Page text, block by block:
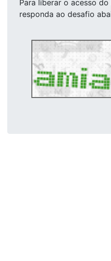
Para liberar o acesso do
responda ao desafio